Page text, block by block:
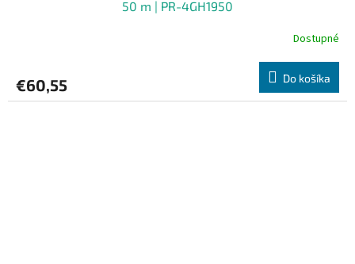
50 m | PR-4GH1950
Dostupné
€60,55 Do košíka